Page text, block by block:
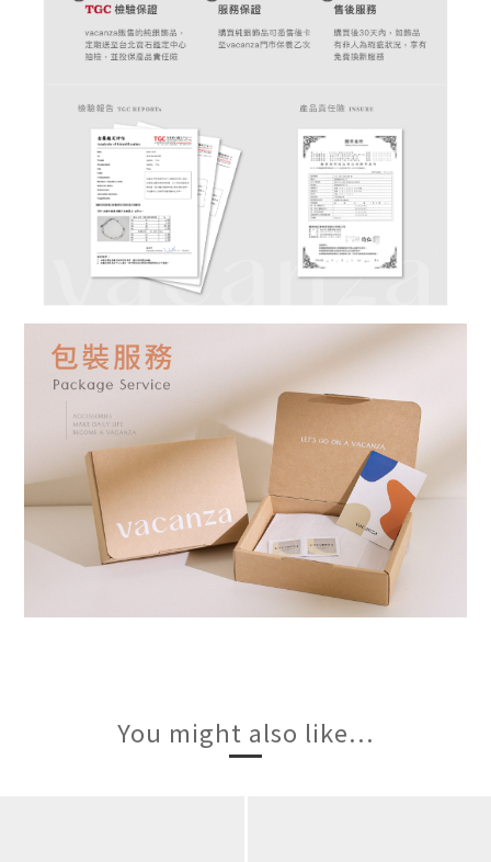
You might also like...